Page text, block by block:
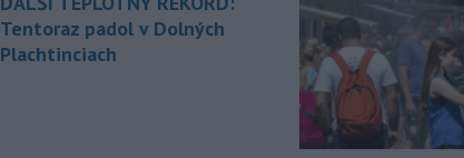
Tentoraz padol v Dolných
Plachtinciach